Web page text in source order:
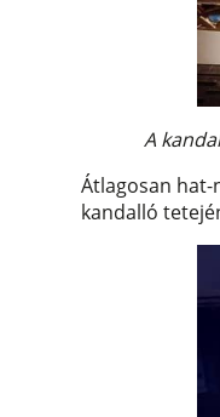
A
Átlagosan
kandalló